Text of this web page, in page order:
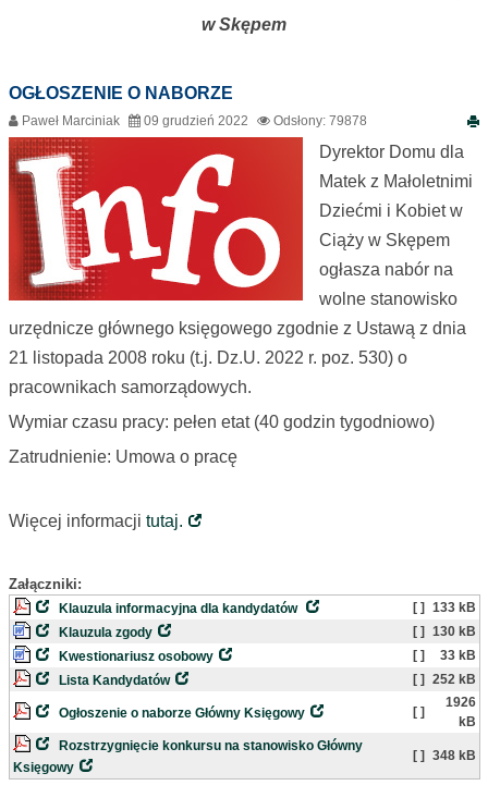
w Skępem
OGŁOSZENIE O NABORZE
Paweł Marciniak 09 grudzień 2022 Odsłony: 79878
Dyrektor Domu dla
Matek z Małoletnimi
Dziećmi i Kobiet w
Ciąży w Skępem
ogłasza nabór na
wolne stanowisko
urzędnicze głównego księgowego zgodnie z Ustawą z dnia
21 listopada 2008 roku (t.j. Dz.U. 2022 r. poz. 530) o
pracownikach samorządowych.
Wymiar czasu pracy: pełen etat (40 godzin tygodniowo)
Zatrudnienie: Umowa o pracę
Więcej informacji tutaj.
Załączniki:
Klauzula informacyjna dla kandydatów [ ] 133 kB
Klauzula zgody
[ ] 130 kB
Kwestionariusz osobowy
[ ]
33 kB
Lista Kandydatów
[ ] 252 kB
Ogłoszenie o naborze Główny Księgowy [ ]
1926
kB
Rozstrzygnięcie konkursu na stanowisko Główny
Księgowy
[ ] 348 kB